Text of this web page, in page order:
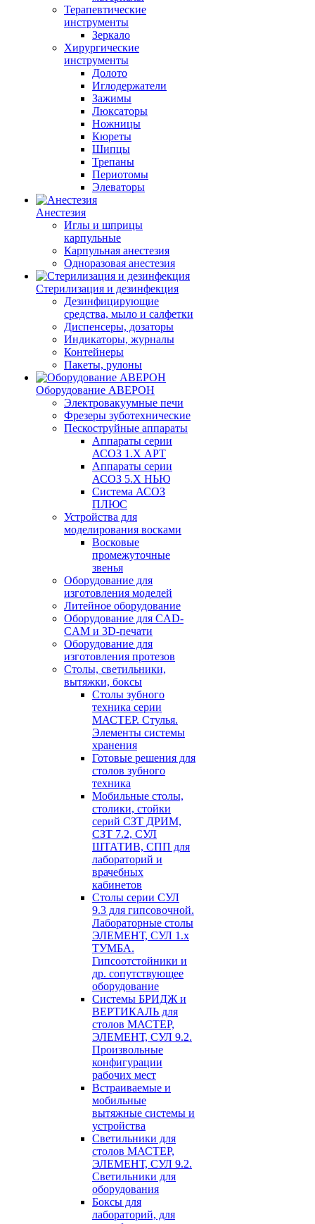
Терапевтические
инструменты
Зеркало
Хирургические
инструменты
Долото
Иглодержатели
Зажимы
Люксаторы
Ножницы
Кюреты
Шипцы
Трепаны
Периотомы
Элеваторы
Анестезия
Иглы и шприцы
карпульные
Карпульная анестезия
Одноразовая анестезия
Стерилизация и дезинфекция
Дезинфицирующие
средства, мыло и салфетки
Диспенсеры, дозаторы
Индикаторы, журналы
Контейнеры
Пакеты, рулоны
Оборудование АВЕРОН
Электровакуумные печи
Фрезеры зуботехнические
Пескоструйные аппараты
Аппараты серии
АСОЗ 1.Х АРТ
Аппараты серии
АСОЗ 5.Х НЬЮ
Система АСОЗ
ПЛЮС
Устройства для
моделирования восками
Восковые
промежуточные
звенья
Оборудование для
изготовления моделей
Литейное оборудование
Оборудование для CAD-
CAM и 3D-печати
Оборудование для
изготовления протезов
Cтолы, светильники,
вытяжки, боксы
Столы зубного
техника серии
МАСТЕР. Стулья.
Элементы системы
хранения
Готовые решения для
столов зубного
техника
Мобильные столы,
столики, стойки
серий СЗТ ДРИМ,
СЗТ 7.2, СУЛ
ШТАТИВ, СПП для
лабораторий и
врачебных
кабинетов
Столы серии СУЛ
9.3 для гипсовочной.
Лабораторные столы
ЭЛЕМЕНТ, СУЛ 1.х
ТУМБА.
Гипсоотстойники и
др. сопутствующее
оборудование
Системы БРИДЖ и
ВЕРТИКАЛЬ для
столов МАСТЕР,
ЭЛЕМЕНТ, СУЛ 9.2.
Произвольные
конфигурации
рабочих мест
Встраиваемые и
мобильные
вытяжные системы и
устройства
Светильники для
столов МАСТЕР,
ЭЛЕМЕНТ, СУЛ 9.2.
Светильники для
оборудования
Боксы для
лабораторий, для